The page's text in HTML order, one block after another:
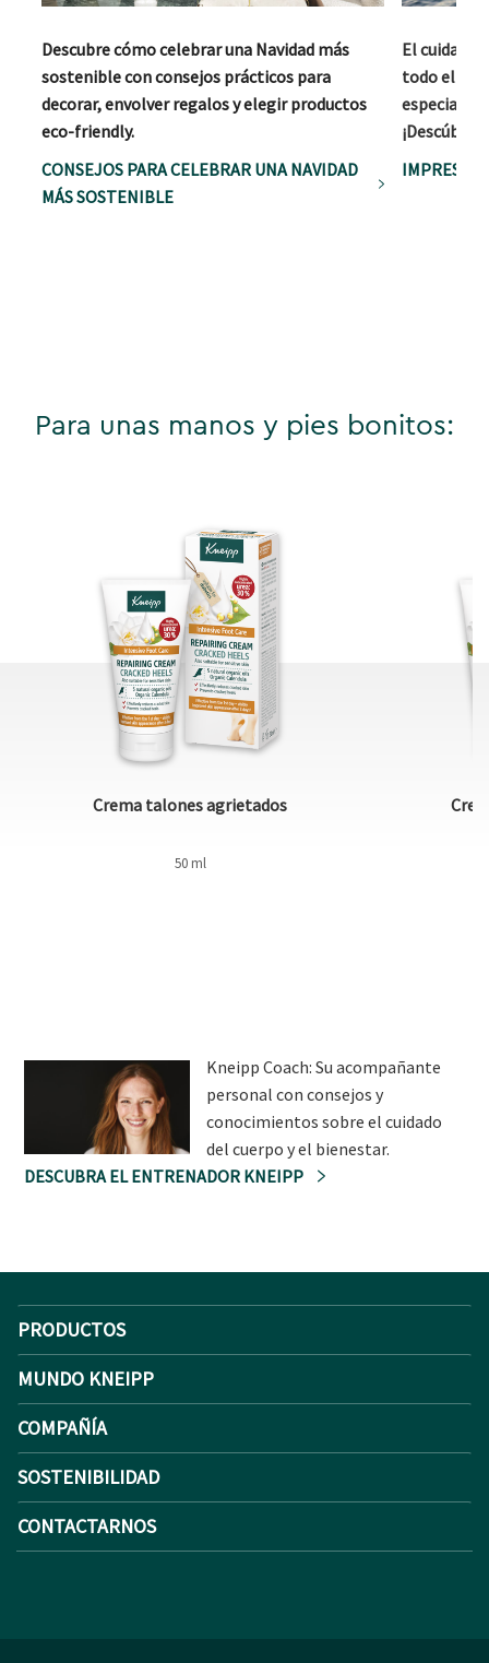
Descubre cómo celebrar una Navidad más
sostenible con consejos prácticos para
decorar, envolver regalos y elegir productos
eco-friendly.
CONSEJOS PARA CELEBRAR UNA NAVIDAD
MÁS SOSTENIBLE
El cuidado
todo el
especial
Para unas manos y pies bonitos:
Crema talones agrietados
50 ml
Kneipp Coach: Su acompañante
personal con consejos y
conocimientos sobre el cuidado
del cuerpo y el bienestar.
DESCUBRA EL ENTRENADOR KNEIPP
PRODUCTOS
MUNDO KNEIPP
COMPAÑÍA
SOSTENIBILIDAD
CONTACTARNOS